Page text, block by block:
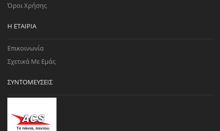
Όροι Χρήσης
Η ΕΤΑΙΡΊΑ
Επικοινωνία
Σχετικά Με Εμάς
ΣΥΝΤΟΜΕΎΣΕΙΣ